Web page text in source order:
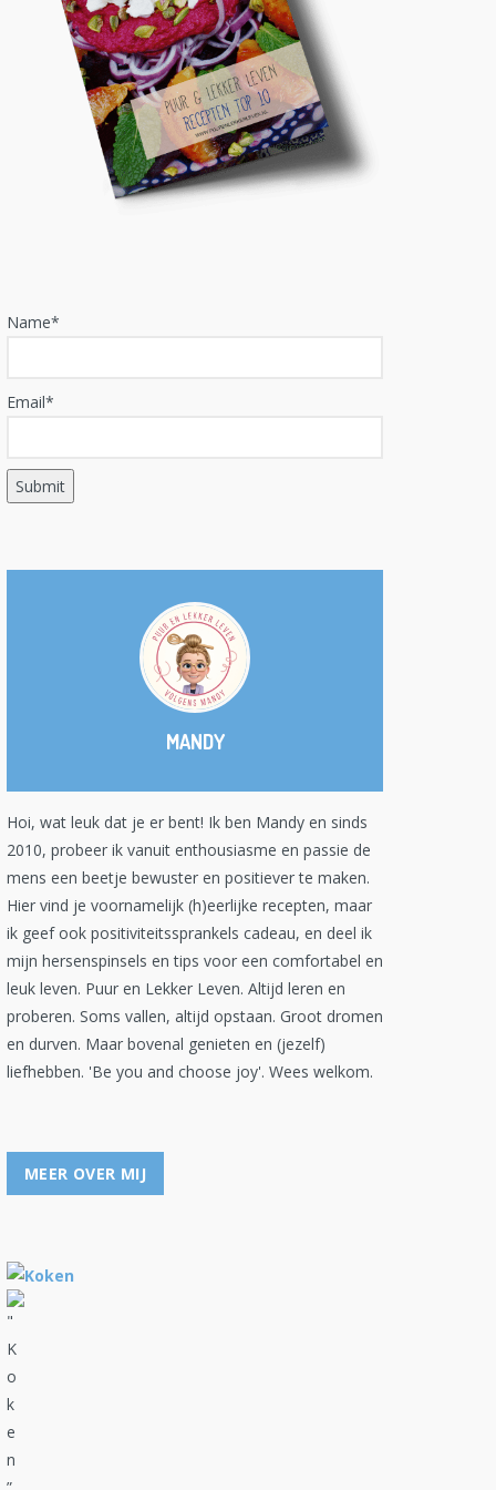
Name*
Email*
MANDY
Hoi, wat leuk dat je er bent! Ik ben Mandy en sinds
2010, probeer ik vanuit enthousiasme en passie de
mens een beetje bewuster en positiever te maken.
Hier vind je voornamelijk (h)eerlijke recepten, maar
ik geef ook positiviteitssprankels cadeau, en deel ik
mijn hersenspinsels en tips voor een comfortabel en
leuk leven. Puur en Lekker Leven. Altijd leren en
proberen. Soms vallen, altijd opstaan. Groot dromen
en durven. Maar bovenal genieten en (jezelf)
liefhebben. 'Be you and choose joy'. Wees welkom.
MEER OVER MIJ